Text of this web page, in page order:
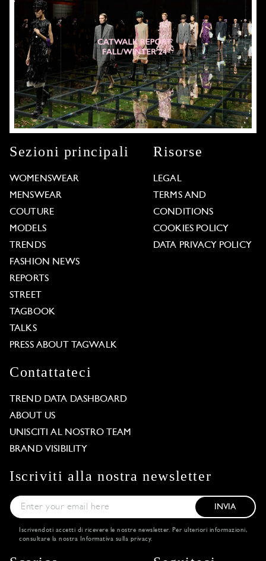
Sezioni principali
WOMENSWEAR
MENSWEAR
COUTURE
MODELS
TRENDS
FASHION NEWS
REPORTS
STREET
TAGBOOK
TALKS
PRESS ABOUT TAGWALK
Risorse
LEGAL
TERMS AND
CONDITIONS
COOKIES POLICY
DATA PRIVACY POLICY
Contattateci
TREND DATA DASHBOARD
ABOUT US
UNISCITI AL NOSTRO TEAM
BRAND VISIBILITY
Iscriviti alla nostra newsletter
INVIA
Iscrivendoti accetti di ricevere le nostre newsletter. Per ulteriori informazioni,
consultare la nostra
Informativa sulla privacy.